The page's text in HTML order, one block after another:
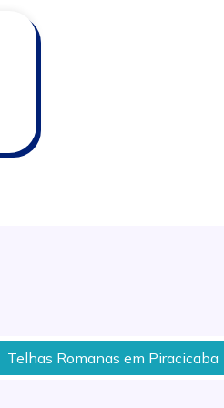
Telhas Romanas em Piracicaba